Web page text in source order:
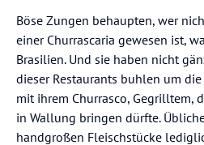
Böse Zungen behaupten, wer
einer Churrascaria gewesen ist,
Brasilien. Und sie haben nicht
dieser Restaurants buhlen um
mit ihrem Churrasco, Gegrilltem,
in Wallung bringen dürfte.
handgroßen Fleischstücke